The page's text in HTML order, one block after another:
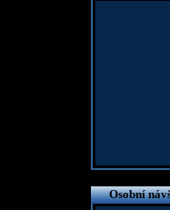
Osobní